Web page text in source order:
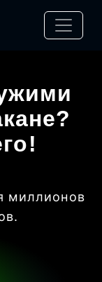
миллионов
.